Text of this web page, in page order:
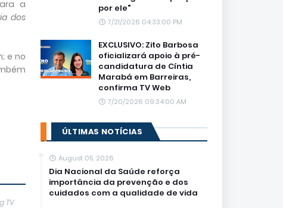
a
dos
e no
TV
por ele"
7/21/2026 04:33:00 PM
EXCLUSIVO: Zito Barbosa
oficializará apoio à pré-
candidatura de Cíntia
Marabá em Barreiras,
confirma TV Web
7/20/2026 09:34:00 AM
ÚLTIMAS NOTÍCIAS
August 05, 2026
Dia Nacional da Saúde reforça
importância da prevenção e dos
cuidados com a qualidade de vida